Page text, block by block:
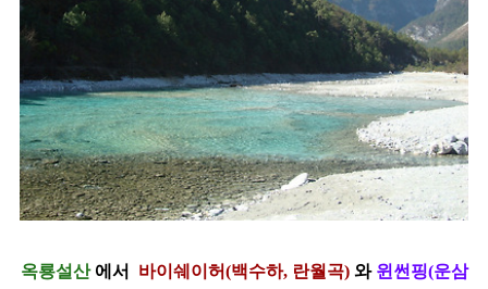
옥룡설산에서 바이쉐이허(백수하, 란월곡) 와 윈썬핑(운삼